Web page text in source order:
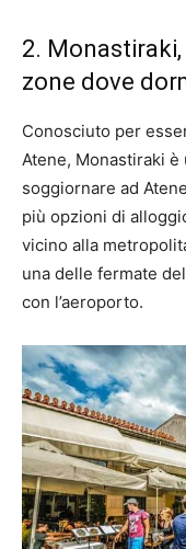
2.
zone dove
Conosciuto per
Atene, Monastiraki è
soggiornare ad
più opzioni di
vicino alla
una delle fermate
con l’aeroporto.